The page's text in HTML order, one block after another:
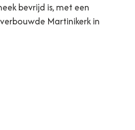
bevrijd is, met een
Martinikerk in